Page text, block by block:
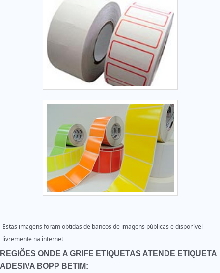
Estas imagens foram obtidas de bancos de imagens públicas e disponível
livremente na internet
REGIÕES ONDE A GRIFE ETIQUETAS ATENDE ETIQUETA
ADESIVA BOPP BETIM: